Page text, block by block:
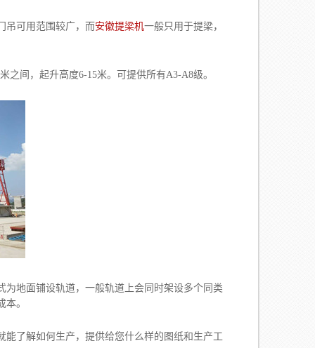
吊可用范围较广，而安徽提梁机一般只用于提梁，
间，起升高度6-15米。可提供所有A3-A8级。
地面铺设轨道，一般轨道上会同时架设多个同类
。
了解如何生产，提供给您什么样的图纸和生产工